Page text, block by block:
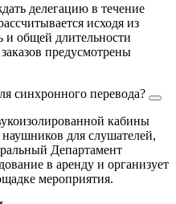
делегацию в течение
исходя из
и общей длительности
предусмотрены
синхронного перевода?
кабины
для слушателей,
Департамент
в аренду и организует
мероприятия.